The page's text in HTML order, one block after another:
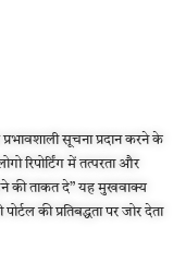
सूचना प्रदान करने के
रिपोर्टिंग में तत्परता और
की ताकत दे” यह मुखवाक्य
की प्रतिबद्धता पर जोर देता